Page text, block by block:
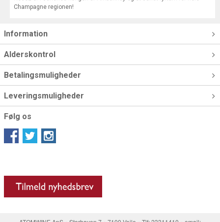
Champagne regionen!
Information
Alderskontrol
Betalingsmuligheder
Leveringsmuligheder
Følg os